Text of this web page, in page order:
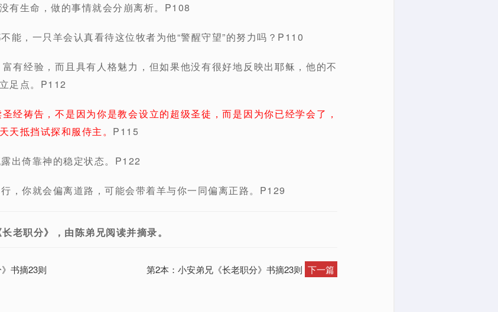
有生命，做的事情就会分崩离析。P108
能，一只羊会认真看待这位牧者为他“警醒守望”的努力吗？P110
有经验，而且具有人格魅力，但如果他没有很好地反映出耶稣，他的不
足点。P112
经祷告，不是因为你是教会设立的超级圣徒，而是因为你已经学会了，
天抵挡试探和服侍主。 P115
出倚靠神的稳定状态。P122
，你就会偏离道路，可能会带着羊与你一同偏离正路。P129
老职分》，由陈弟兄阅读并摘录。
书摘23则 第2本：小安弟兄《长老职分》书摘23则 下一篇